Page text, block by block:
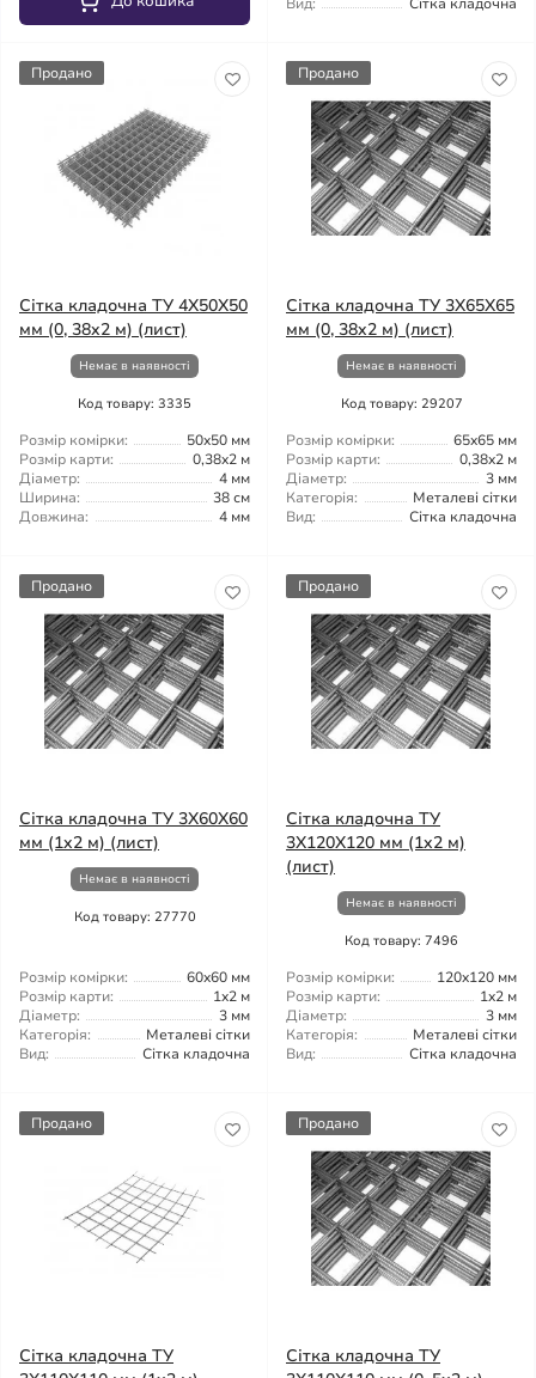
Продано
Сітка кладочна ТУ 4X50X50
мм (0, 38x2 м) (лист)
Немає в наявності
Код товару: 3335
Розмір комірки:
50x50 мм
Розмір карти:
0,38x2 м
Діаметр:
4 мм
Ширина:
38 см
Довжина:
4 мм
Продано
Сітка кладочна ТУ 3X65X65
мм (0, 38x2 м) (лист)
Немає в наявності
Код товару: 29207
Розмір комірки:
65x65 мм
Розмір карти:
0,38x2 м
Діаметр:
3 мм
Категорія:
Металеві сітки
Вид:
Сітка кладочна
Продано
Сітка кладочна ТУ 3X60X60
мм (1x2 м) (лист)
Немає в наявності
Код товару: 27770
Розмір комірки:
60x60 мм
Розмір карти:
1x2 м
Діаметр:
3 мм
Категорія:
Металеві сітки
Вид:
Сітка кладочна
Продано
Сітка кладочна ТУ
3X120X120 мм (1x2 м)
(лист)
Немає в наявності
Код товару: 7496
Розмір комірки:
120x120 мм
Розмір карти:
1x2 м
Діаметр:
3 мм
Категорія:
Металеві сітки
Вид:
Сітка кладочна
Продано
Сітка кладочна ТУ
Продано
Сітка кладочна ТУ